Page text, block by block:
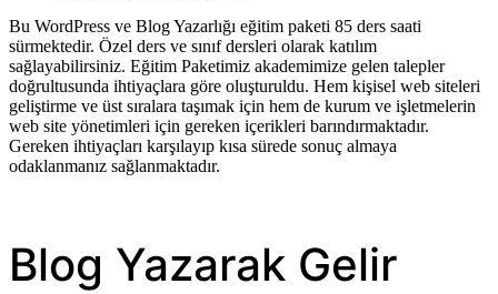
Bu WordPress ve Blog Yazarlığı eğitim paketi 85 ders saati
sürmektedir. Özel ders ve sınıf dersleri olarak katılım
sağlayabilirsiniz. Eğitim Paketimiz akademimize gelen talepler
doğrultusunda ihtiyaçlara göre oluşturuldu. Hem kişisel web siteleri
geliştirme ve üst sıralara taşımak için hem de kurum ve işletmelerin
web site yönetimleri için gereken içerikleri barındırmaktadır.
Gereken ihtiyaçları karşılayıp kısa sürede sonuç almaya
odaklanmanız sağlanmaktadır.
Blog Yazarak Gelir